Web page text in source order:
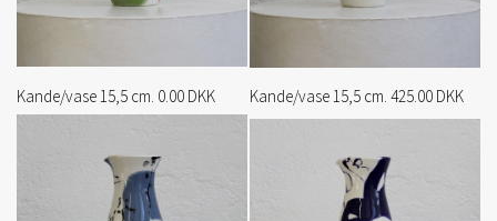
Kande/vase 15,5 cm. 0.00 DKK Kande/vase 15,5 cm. 425.00 DKK